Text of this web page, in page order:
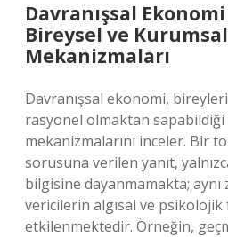
Davranışsal
Bireysel ve
Mekanizmaları
Davranışsal ekonomi,
rasyonel olmaktan
mekanizmalarını inceler. Bir
sorusuna verilen yanıt,
bilgisine dayanmamakta;
vericilerin algısal ve
etkilenmektedir. Örneğin,